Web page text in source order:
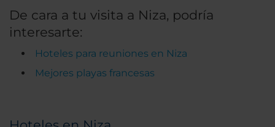
De cara a tu visita a Niza, podría
interesarte:
Hoteles para reuniones en Niza
Mejores playas francesas